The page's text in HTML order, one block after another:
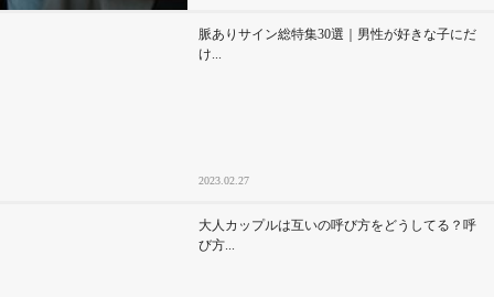
脈ありサイン総特集30選｜男性が好きな子にだ
け...
2023.02.27
大人カップルは互いの呼び方をどうしてる？呼
び方...